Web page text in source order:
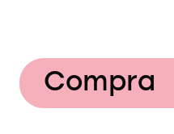
Compra